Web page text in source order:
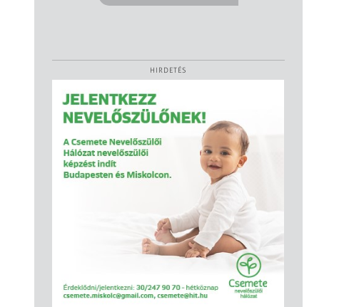
HIRDETÉS